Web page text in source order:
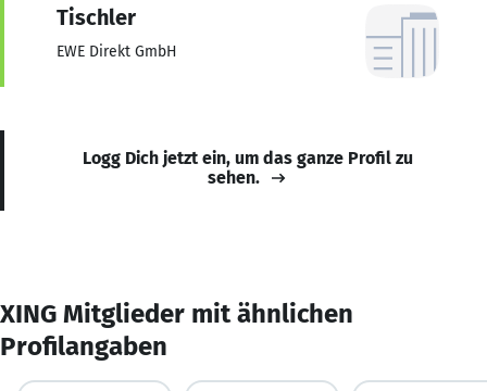
Tischler
EWE Direkt GmbH
Logg Dich jetzt ein, um das ganze Profil zu
sehen.
XING Mitglieder mit ähnlichen
Profilangaben